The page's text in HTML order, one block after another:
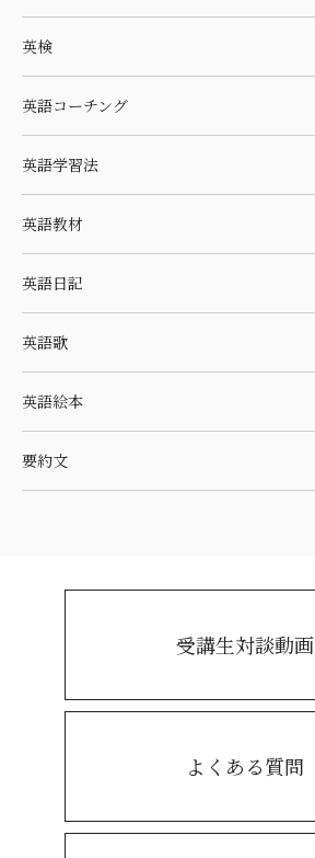
英検
英語コーチング
英語学習法
英語教材
英語日記
英語歌
英語絵本
要約文
受講生対談動画
よくある質問